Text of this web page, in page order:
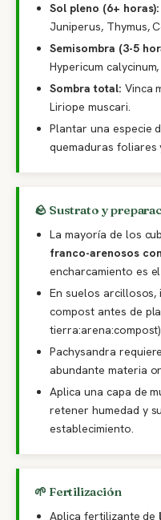
Sol pleno (6+ horas):
Juniperus, Thymus,
Semisombra (3-5
Hypericum
Sombra total: Vinca
Liriope muscari.
Plantar una especie
quemaduras foliares
🪨 Sustrato y
La mayoría de los
franco-arenosos
encharcamiento es
En suelos
compost antes de
Pachysandra
abundante materia
Aplica una capa de
retener humedad y
establecimiento.
🌱 Fertilización
Aplica fertilizante de